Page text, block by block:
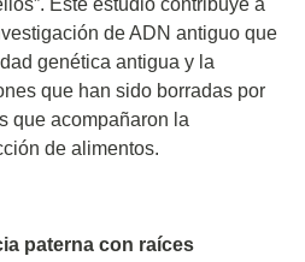
Este estudio contribuye a
de ADN antiguo que
genética antigua y la
que han sido borradas por
que acompañaron la
de alimentos.
paterna con raíces